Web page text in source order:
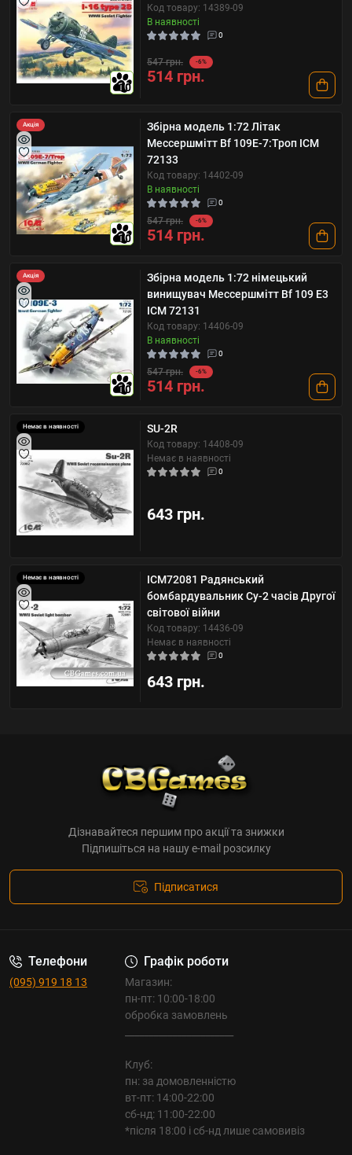
10
Код товару: 14389-09
В наявності
0
547 грн. -6%
514 грн.
Акція
10
Збірна модель 1:72 Літак
Мессершмітт Bf 109E-7:Троп ICM
72133
Код товару: 14402-09
В наявності
0
547 грн. -6%
514 грн.
Акція
10
Збірна модель 1:72 німецький
винищувач Мессершмітт Bf 109 E3
ICM 72131
Код товару: 14406-09
В наявності
0
547 грн. -6%
514 грн.
Немає в наявності SU-2R
Код товару: 14408-09
Немає в наявності
0
643 грн.
Немає в наявності
ICM72081 Радянський
бомбардувальник Су-2 часів Другої
світової війни
Код товару: 14436-09
Немає в наявності
0
643 грн.
Дізнавайтеся першим про акції та знижки
Підпишіться на нашу e-mail розсилку
Підписатися
Телефони
(095) 919 18 13
Графік роботи
Магазин:
пн-пт: 10:00-18:00
обробка замовлень
Клуб:
пн: за домовленністю
вт-пт: 14:00-22:00
сб-нд: 11:00-22:00
*після 18:00 і сб-нд лише самовивіз